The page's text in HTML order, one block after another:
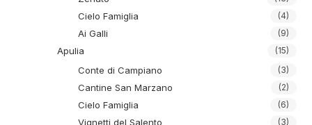
Cielo Famiglia (4)
Ai Galli (9)
Apulia (15)
Conte di Campiano (3)
Cantine San Marzano (2)
Cielo Famiglia (6)
Vignetti del Salento (3)